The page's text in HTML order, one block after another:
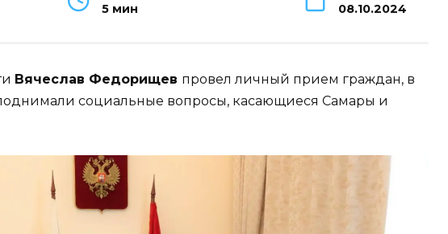
5 мин 08.10.2024
Вячеслав Федорищев провел личный прием граждан, в
социальные вопросы, касающиеся Самары и